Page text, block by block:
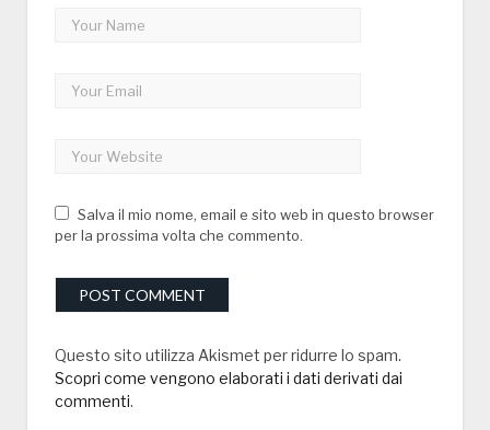
Salva il mio nome, email e sito web in questo browser
per la prossima volta che commento.
Questo sito utilizza Akismet per ridurre lo spam.
Scopri come vengono elaborati i dati derivati dai
commenti.